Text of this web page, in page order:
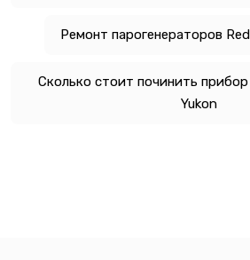
Ремонт парогенераторов
Сколько стоит починить
Yukon